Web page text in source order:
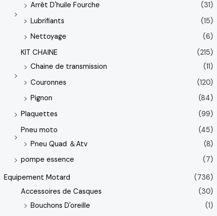
Arrêt D'huile Fourche
(31)
Lubrifiants
(15)
Nettoyage
(6)
KIT CHAINE
(215)
Chaine de transmission
(11)
Couronnes
(120)
Pignon
(84)
Plaquettes
(99)
Pneu moto
(45)
Pneu Quad ＆Atv
(8)
pompe essence
(7)
Equipement Motard
(736)
Accessoires de Casques
(30)
Bouchons D'oreille
(1)